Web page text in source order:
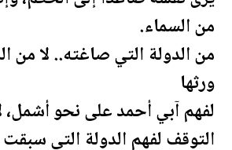
من السماء.
من الدولة التي صاغته.. لا من
ورثها
لفهم آبي أحمد على نحو أشمل،
التوقف لفهم الدولة التي